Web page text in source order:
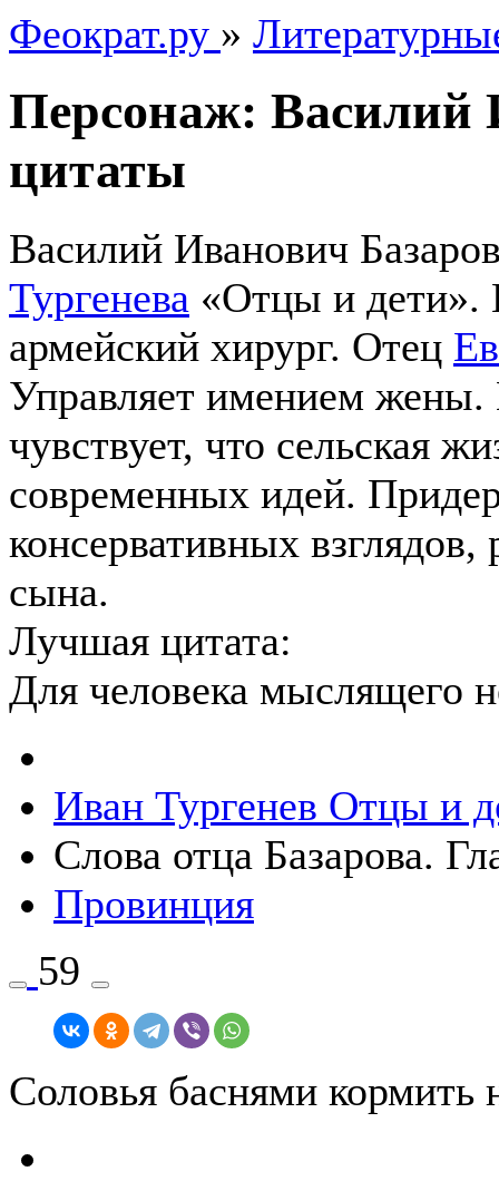
Феократ.ру »
Персонаж: Василий
цитаты
Василий Иванович
Тургенева «Отцы и дети».
армейский хирург. Отец
Управляет имением жены.
чувствует, что сельская
современных идей.
консервативных
сына.
Лучшая цитата:
Для человека мыслящего
Иван Тургенев Отцы и
Слова отца Базарова.
Провинция
59
Соловья баснями кормить